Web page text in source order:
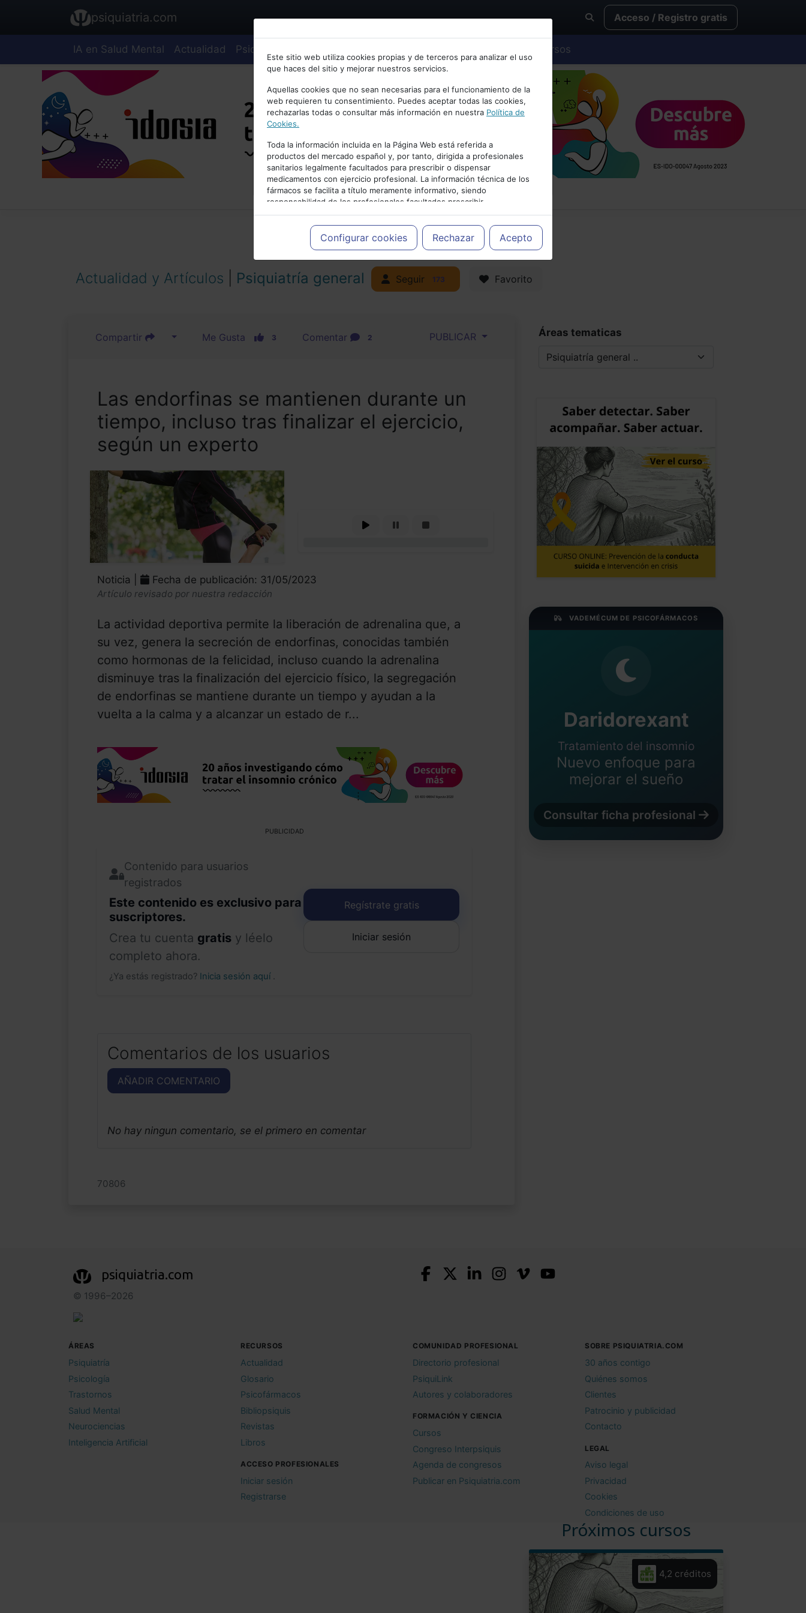
Bienvenid@ a psiquiatria.com
Escribe tu Email
Accede o regístrate con tu email.
Cancelar
psiquiatria.com Acceso / Registro gratis
IA en Salud Mental Actualidad Psiquiatría Cursos
Este sitio web utiliza cookies propias y de terceros para analizar el uso
que haces del sitio y mejorar nuestros servicios.
Aquellas cookies que no sean necesarias para el funcionamiento de la
web requieren tu consentimiento. Puedes aceptar todas las cookies,
rechazarlas todas o consultar más información en nuestra Política de
Cookies.
Toda la información incluida en la Página Web está referida a
productos del mercado español y, por tanto, dirigida a profesionales
sanitarios legalmente facultados para prescribir o dispensar
medicamentos con ejercicio profesional. La información técnica de los
fármacos se facilita a título meramente informativo, siendo
responsabilidad de los profesionales facultados prescribir
medicamentos y decidir, en cada caso concreto, el tratamiento más
adecuado a las necesidades del paciente.
Configurar cookies Rechazar Acepto
PUBLICIDAD
Actualidad y Artículos Psiquiatría general Seguir 173 Favorito
Compartir Me Gusta 3 Comentar 2 PUBLICAR
Las endorfinas se mantienen durante un
tiempo, incluso tras finalizar el ejercicio,
según un experto
Noticia | Fecha de publicación: 31/05/2023
Artículo revisado por nuestra redacción
La actividad deportiva permite la liberación de adrenalina que, a
su vez, genera la secreción de endorfinas, conocidas también
como hormonas de la felicidad, incluso cuando la adrenalina
disminuye tras la finalización del ejercicio físico, la segregación
de endorfinas se mantiene durante un tiempo y ayudan a la
vuelta a la calma y a alcanzar un estado de r...
PUBLICIDAD
Contenido para usuarios
registrados
Este contenido es exclusivo para
suscriptores.
Crea tu cuenta gratis y léelo
completo ahora.
¿Ya estás registrado? Inicia sesión aquí .
Regístrate gratis
Iniciar sesión
Comentarios de los usuarios
AÑADIR COMENTARIO
No hay ningun comentario, se el primero en comentar
70806
Áreas tematicas
VADEMÉCUM DE PSICOFÁRMACOS
Daridorexant
Tratamiento del insomnio
Nuevo enfoque para
mejorar el sueño
Consultar ficha profesional
Próximos cursos
4,2 créditos
psiquiatria.com
© 1996–2026
ÁREAS
Psiquiatría
Psicología
Trastornos
Salud Mental
Neurociencias
Inteligencia Artificial
RECURSOS
Actualidad
Glosario
Psicofármacos
Bibliopsiquis
Revistas
Libros
ACCESO PROFESIONALES
Iniciar sesión
Registrarse
COMUNIDAD PROFESIONAL
Directorio profesional
PsiquiLink
Autores y colaboradores
FORMACIÓN Y CIENCIA
Cursos
Congreso Interpsiquis
Agenda de congresos
Publicar en Psiquiatria.com
SOBRE PSIQUIATRIA.COM
30 años contigo
Quiénes somos
Clientes
Patrocinio y publicidad
Contacto
LEGAL
Aviso legal
Privacidad
Cookies
Condiciones de uso